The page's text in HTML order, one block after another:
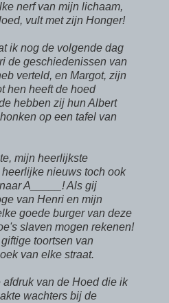
nerf van mijn lichaam,
vult met zijn Honger!
ik nog de volgende dag
de geschiedenissen van
verteld, en Margot, zijn
hen heeft de hoed
hebben zij hun Albert
op een tafel van
mijn heerlijkste
nieuws toch ook
A_____! Als gij
van Henri en mijn
goede burger van deze
slaven mogen rekenen!
toortsen van
van elke straat.
afdruk van de Hoed die ik
wachters bij de